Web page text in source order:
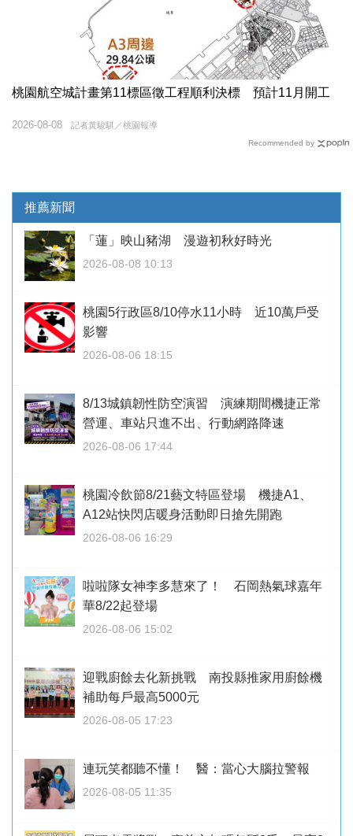
桃園航空城計畫第11標區徵工程順利決標 預計11月開工
記者黃駿騏／桃園報導
2026-08-08
Recommended by
推薦新聞
「蓮」映山豬湖 漫遊初秋好時光
2026-08-08 10:13
桃園5行政區8/10停水11小時 近10萬戶受
影響
2026-08-06 18:15
8/13城鎮韌性防空演習 演練期間機捷正常
營運、車站只進不出、行動網路降速
2026-08-06 17:44
桃園冷飲節8/21藝文特區登場 機捷A1、
A12站快閃店暖身活動即日搶先開跑
2026-08-06 16:29
啦啦隊女神李多慧來了！ 石岡熱氣球嘉年
華8/22起登場
2026-08-06 15:02
迎戰廚餘去化新挑戰 南投縣推家用廚餘機
補助每戶最高5000元
2026-08-05 17:23
連玩笑都聽不懂！ 醫：當心大腦拉警報
2026-08-05 11:35